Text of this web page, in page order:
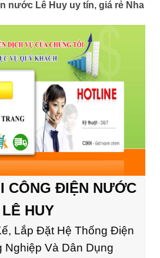
nước Lê Huy uy tín, giá rẻ Nha
CÔNG ĐIỆN NƯỚC
LÊ HUY
Lắp Đặt Hệ Thống Điện
Nghiệp Và Dân Dụng